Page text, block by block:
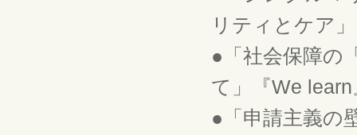
リティとケア
●「社会保障の
て」『We
●「申請主義の